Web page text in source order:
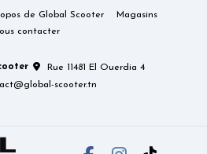
de Global Scooter
Magasins
contacter
Rue 11481 El Ouerdia 4
scooter.tn